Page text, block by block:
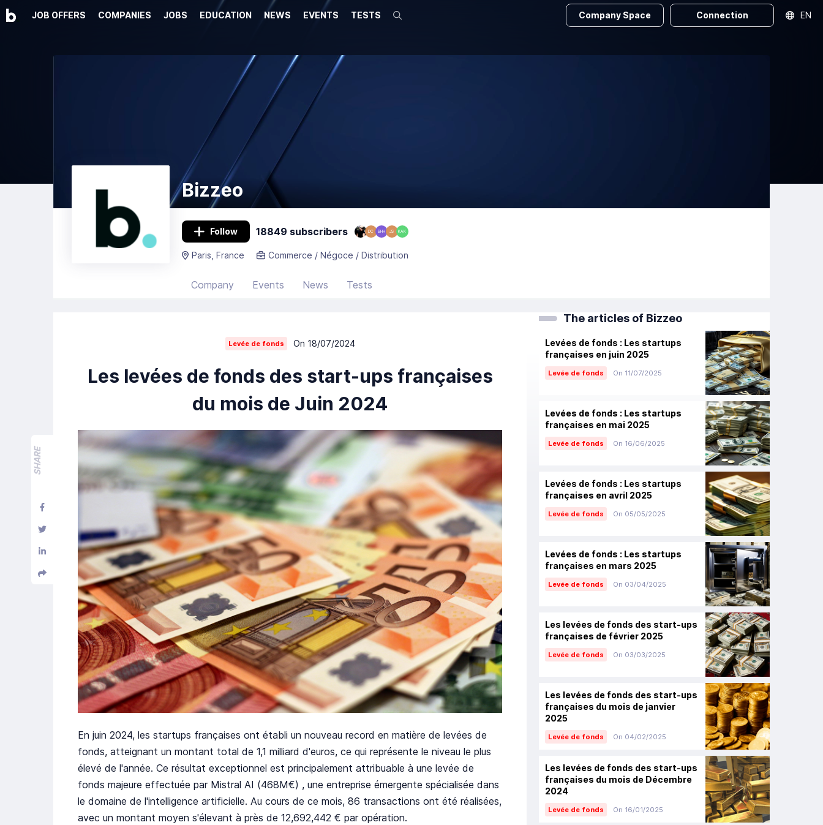
JOB OFFERS COMPANIES JOBS EDUCATION NEWS EVENTS TESTS Search Company Space Connection EN
Bizzeo
Follow 18849 subscribers DC BHH JS KAK
Paris, France Commerce / Négoce / Distribution
Company Events News Tests
SHARE
Levée de fonds On 18/07/2024
Les levées de fonds des start-ups françaises
du mois de Juin 2024
En juin 2024, les startups françaises ont établi un nouveau record en matière de levées de
fonds, atteignant un montant total de 1,1 milliard d'euros, ce qui représente le niveau le plus
élevé de l'année. Ce résultat exceptionnel est principalement attribuable à une levée de
fonds majeure effectuée par Mistral AI (468M€) , une entreprise émergente spécialisée dans
le domaine de l'intelligence artificielle. Au cours de ce mois, 86 transactions ont été réalisées,
avec un montant moyen s'élevant à près de 12,692,442 € par opération.
The articles of Bizzeo
Levées de fonds : Les startups
françaises en juin 2025
Levée de fonds On 11/07/2025
Levées de fonds : Les startups
françaises en mai 2025
Levée de fonds On 16/06/2025
Levées de fonds : Les startups
françaises en avril 2025
Levée de fonds On 05/05/2025
Levées de fonds : Les startups
françaises en mars 2025
Levée de fonds On 03/04/2025
Les levées de fonds des start-ups
françaises de février 2025
Levée de fonds On 03/03/2025
Les levées de fonds des start-ups
françaises du mois de janvier
2025
Levée de fonds On 04/02/2025
Les levées de fonds des start-ups
françaises du mois de Décembre
2024
Levée de fonds On 16/01/2025